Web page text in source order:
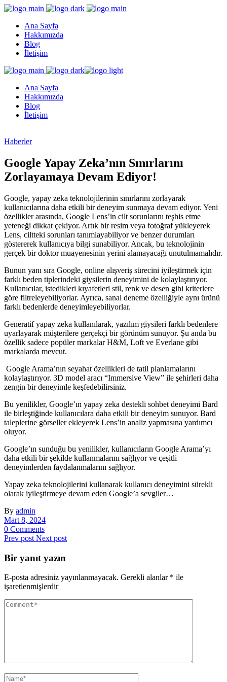
Ana Sayfa
Hakkımızda
Blog
İletişim
Ana Sayfa
Hakkımızda
Blog
İletişim
Haberler
Google Yapay Zeka’nın Sınırlarını
Zorlayamaya Devam Ediyor!
Google, yapay zeka teknolojilerinin sınırlarını zorlayarak
kullanıcılarına daha etkili bir deneyim sunmaya devam ediyor. Yeni
özellikler arasında, Google Lens’in cilt sorunlarını teşhis etme
yeteneği dikkat çekiyor. Artık bir resim veya fotoğraf yükleyerek
Lens, ciltteki sorunları tanımlayabiliyor ve benzer durumları
göstererek kullanıcıya bilgi sunabiliyor. Ancak, bu teknolojinin
gerçek bir doktor muayenesinin yerini alamayacağı unutulmamalıdır.
Bunun yanı sıra Google, online alışveriş sürecini iyileştirmek için
farklı beden tiplerindeki giysilerin deneyimini de kolaylaştırıyor.
Kullanıcılar, istedikleri kıyafetleri stil, renk ve desen gibi kriterlere
göre filtreleyebiliyorlar. Ayrıca, sanal deneme özelliğiyle aynı ürünü
farklı bedenlerde deneyimleyebiliyorlar.
Generatif yapay zeka kullanılarak, yazılım giysileri farklı bedenlere
uyarlayarak müşterilere gerçekçi bir görünüm sunuyor. Şu anda bu
özellik sadece popüler markalar H&M, Loft ve Everlane gibi
markalarda mevcut.
Google Arama’nın seyahat özellikleri de tatil planlamalarını
kolaylaştırıyor. 3D model aracı “Immersive View” ile şehirleri daha
zengin bir deneyimle keşfedebilirsiniz.
Bu yenilikler, Google’ın yapay zeka destekli sohbet deneyimi Bard
ile birleştiğinde kullanıcılara daha etkili bir deneyim sunuyor. Bard
taleplerine görseller ekleyerek Lens’in analiz yapmasına yardımcı
oluyor.
Google’ın sunduğu bu yenilikler, kullanıcıların Google Arama’yı
daha etkili bir şekilde kullanmalarını sağlıyor ve çeşitli
deneyimlerden faydalanmalarını sağlıyor.
Yapay zeka teknolojilerini kullanarak kullanıcı deneyimini sürekli
olarak iyileştirmeye devam eden Google’a sevgiler…
By admin
Mart 8, 2024
0 Comments
Prev post Next post
Bir yanıt yazın
E-posta adresiniz yayınlanmayacak. Gerekli alanlar * ile
işaretlenmişlerdir